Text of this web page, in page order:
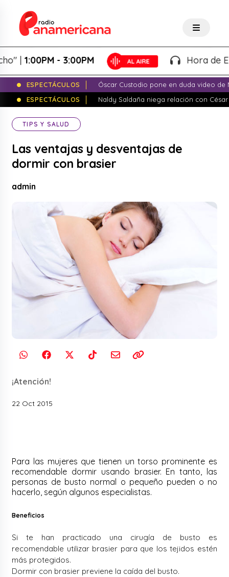
1:00PM - 3:00PM Hora de
ESPECTÁCULOS
Óscar Custodio pone en duda video de
ESPECTÁCULOS
Naldy Saldaña niega relación con
TIPS Y SALUD
Las ventajas y desventajas de
dormir con brasier
admin
¡Atención!
22 Oct 2015
Para las mujeres que tienen un torso prominente es
recomendable dormir usando brasier. En tanto, las
personas de busto normal o pequeño pueden o no
hacerlo, según algunos especialistas.
Beneficios
Si te han practicado una cirugía de busto es
recomendable utilizar brasier para que los tejidos estén
más protegidos.
Dormir con brasier previene la caída del busto.